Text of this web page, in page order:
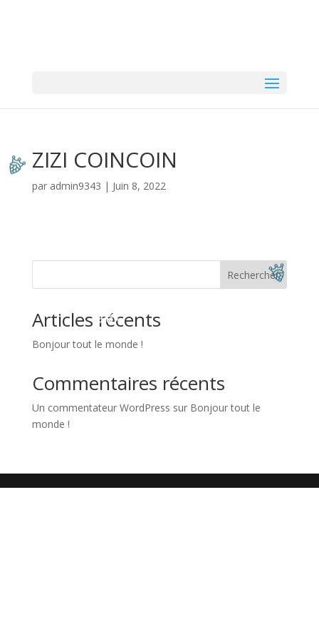
ZIZI COINCOIN
par admin9343 | Juin 8, 2022
Rechercher
Articles récents
Bonjour tout le monde !
Commentaires récents
Un commentateur WordPress sur Bonjour tout le
monde !